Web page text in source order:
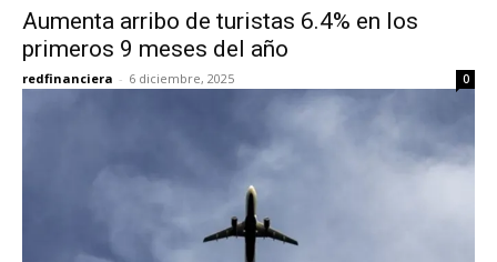
Aumenta arribo de turistas 6.4% en los
primeros 9 meses del año
redfinanciera - 6 diciembre, 2025 0